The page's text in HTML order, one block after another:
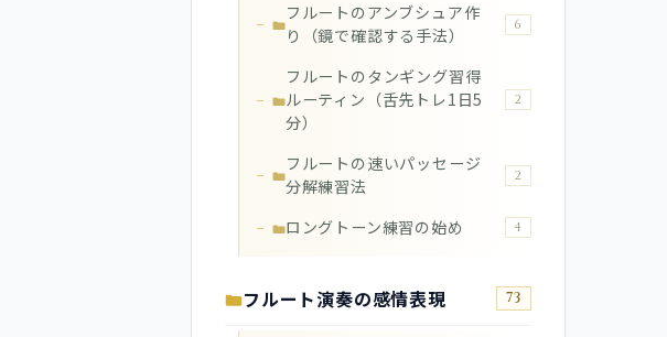
フルートのアンブシュア作
り（鏡で確認する手法）
6
フルートのタンギング習得
ルーティン（舌先トレ1日5
分）
2
フルートの速いパッセージ
分解練習法
2
ロングトーン練習の始め 4
フルート演奏の感情表現 73